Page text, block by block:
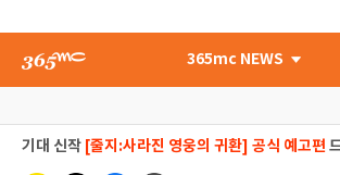
365mc NEWS
기대 신작 [줄지:사라진 영웅의 귀환] 공식 예고편